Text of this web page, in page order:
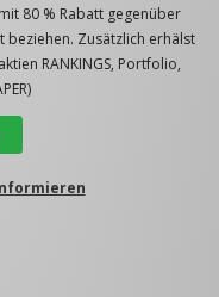
80 % Rabatt gegenüber
beziehen. Zusätzlich erhälst
RANKINGS, Portfolio,